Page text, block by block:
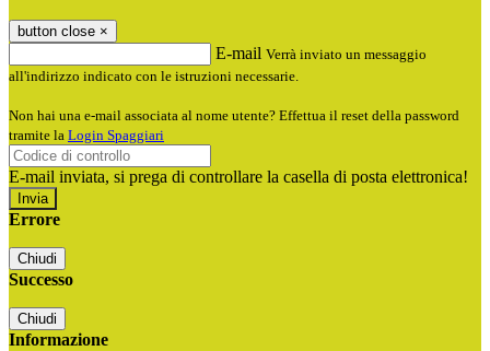
button close ×
E-mail Verrà inviato un messaggio
all'indirizzo indicato con le istruzioni necessarie.
Non hai una e-mail associata al nome utente? Effettua il reset della password
tramite la Login Spaggiari
E-mail inviata, si prega di controllare la casella di posta elettronica!
Errore
Chiudi
Successo
Chiudi
Informazione